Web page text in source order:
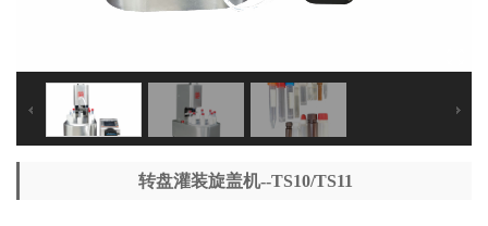
转盘灌装旋盖机--TS10/TS11